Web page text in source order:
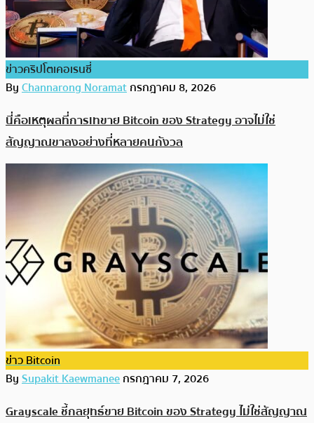
ข่าวคริปโตเคอเรนซี่
ByChannarong Noramatกรกฎาคม 8, 2026
นี่คือเหตุผลที่การเทขาย Bitcoin ของ Strategy อาจไม่ใช่
สัญญาณขาลงอย่างที่หลายคนกังวล
ข่าว Bitcoin
BySupakit Kaewmaneeกรกฎาคม 7, 2026
Grayscale ชี้กลยุทธ์ขาย Bitcoin ของ Strategy ไม่ใช่สัญญาณ